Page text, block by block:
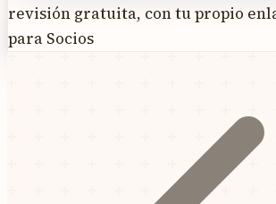
revisión gratuita, con tu propio
para Socios